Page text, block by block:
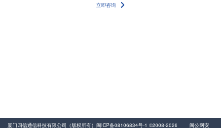
立即咨询
厦门四信通信科技有限公司（版权所有） 闽ICP备08106834号-1 ©2008-2026 闽公网安